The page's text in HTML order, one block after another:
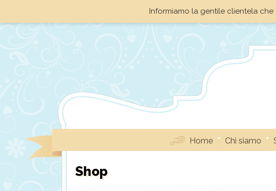
Informiamo la gentile clientela che
Home Chi siamo
Shop